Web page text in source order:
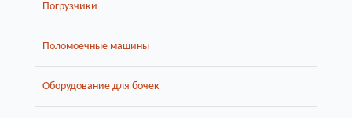
Погрузчики
Поломоечные машины
Оборудование для бочек